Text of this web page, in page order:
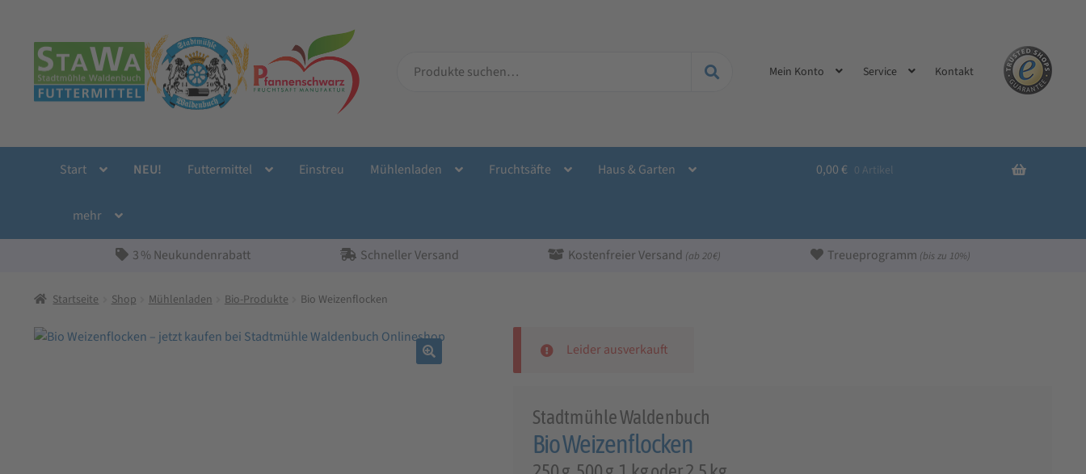
Navigation
springen
Inhalt
springen
nach:
Mein Konto Service Kontakt
Start NEU! Futtermittel Einstreu Mühlenladen Fruchtsäfte Haus & Garten
mehr
0,00 € 0 Artikel
3 % Neukundenrabatt Schneller Versand Kostenfreier Versand (ab 20 €) Treueprogramm (bis zu 10%)
Startseite Shop Mühlenladen Bio-Produkte Bio Weizenflocken
Leider ausverkauft
Stadtmühle Waldenbuch
Bio Weizenflocken